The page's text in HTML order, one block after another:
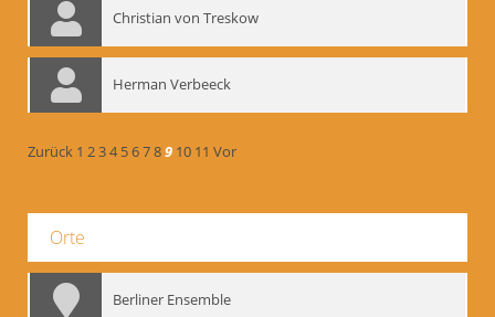
Christian von Treskow
Herman Verbeeck
Zurück 1 234 56789 10 11 Vor
Orte
Berliner Ensemble